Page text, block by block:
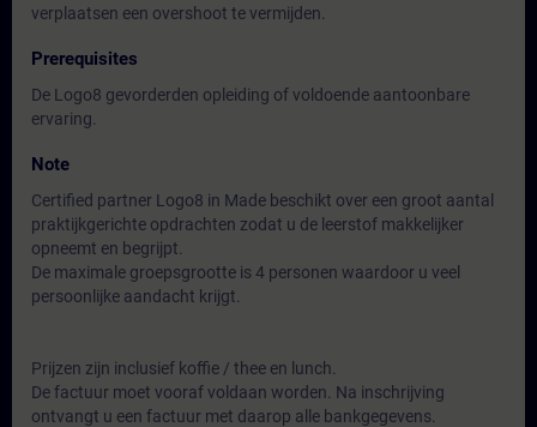
verplaatsen een overshoot te vermijden.
Prerequisites
De Logo8 gevorderden opleiding of voldoende aantoonbare
ervaring.
Note
Certified partner Logo8 in Made beschikt over een groot aantal
praktijkgerichte opdrachten zodat u de leerstof makkelijker
opneemt en begrijpt.
De maximale groepsgrootte is 4 personen waardoor u veel
persoonlijke aandacht krijgt.
Prijzen zijn inclusief koffie / thee en lunch.
De factuur moet vooraf voldaan worden. Na inschrijving
ontvangt u een factuur met daarop alle bankgegevens.